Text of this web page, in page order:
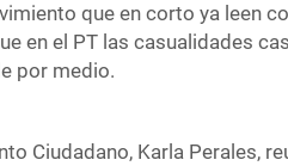
que en corto ya leen
en el PT las casualidades
por medio.
Ciudadano, Karla Perales,